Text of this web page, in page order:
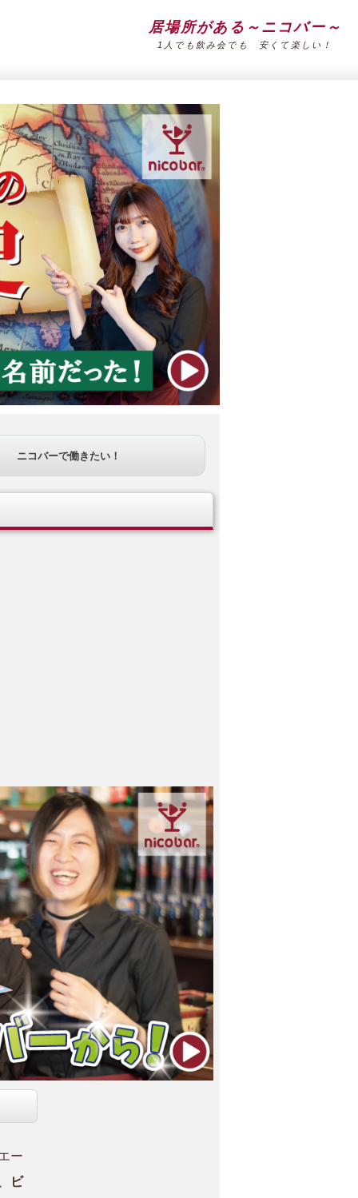
居場所がある～ニコバー～
1人でも飲み会でも 安くて楽しい！
ニコバーで働きたい！
ー
ビ